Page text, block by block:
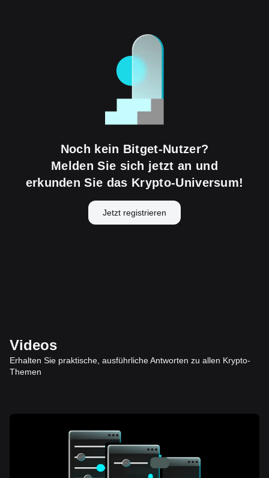
Noch kein Bitget-Nutzer?
Melden Sie sich jetzt an und
erkunden Sie das Krypto-Universum!
Jetzt registrieren
Videos
Erhalten Sie praktische, ausführliche Antworten zu allen Krypto-
Themen